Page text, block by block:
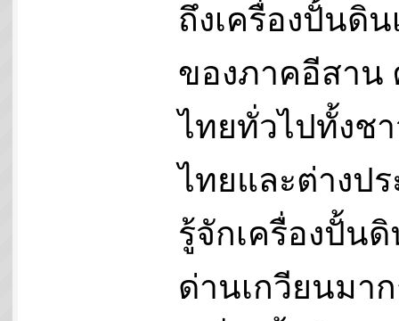
ถึงเครื่องปั้นดิน
ของภาคอีสาน
ไทยทั่วไปทั้งช
ไทยและต่างปร
รู้จักเครื่องปั้นดิ
ด่านเกวียนมา